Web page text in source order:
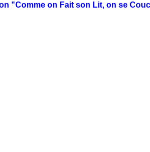
"Comme on Fait son Lit, on se